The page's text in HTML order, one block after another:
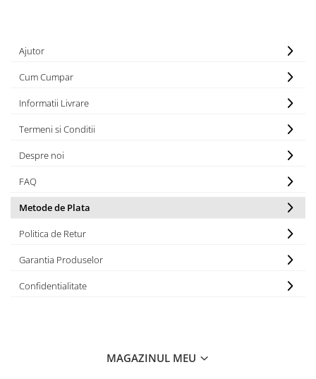
Ajutor
Cum Cumpar
Informatii Livrare
Termeni si Conditii
Despre noi
FAQ
Metode de Plata
Politica de Retur
Garantia Produselor
Confidentialitate
MAGAZINUL MEU